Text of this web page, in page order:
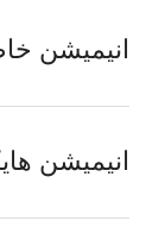
انیمیشن
انیمیشن